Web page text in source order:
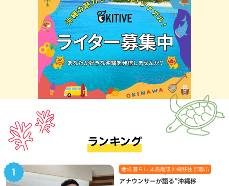
ランキング
地域,暮らし,本島南部,沖縄移住,那覇市
アナウンサーが語る”沖縄移